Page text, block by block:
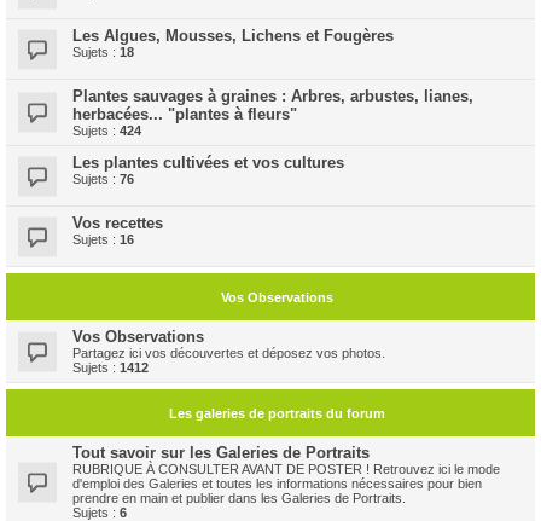
Les Algues, Mousses, Lichens et Fougères
Sujets : 18
Plantes sauvages à graines : Arbres, arbustes, lianes,
herbacées... "plantes à fleurs"
Sujets : 424
Les plantes cultivées et vos cultures
Sujets : 76
Vos recettes
Sujets : 16
Vos Observations
Vos Observations
Partagez ici vos découvertes et déposez vos photos.
Sujets : 1412
Les galeries de portraits du forum
Tout savoir sur les Galeries de Portraits
RUBRIQUE À CONSULTER AVANT DE POSTER ! Retrouvez ici le mode
d'emploi des Galeries et toutes les informations nécessaires pour bien
prendre en main et publier dans les Galeries de Portraits.
Sujets : 6